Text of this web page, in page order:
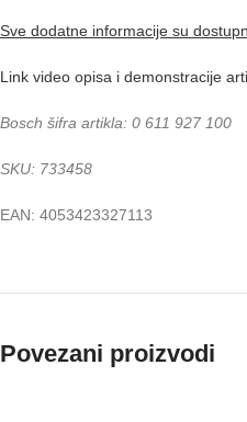
Sve dodatne informacije su
Link video opisa i demonstracije
Bosch šifra artikla: 0 611 927 100
SKU: 733458
EAN: 4053423327113
Povezani proizvodi